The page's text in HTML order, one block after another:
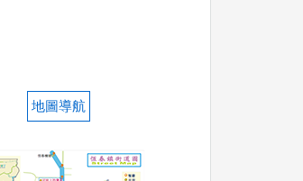
地圖導航